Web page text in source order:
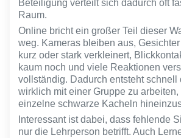
Inhalte einfach digital zu übertragen.
deutlich bewusster aufgebaut,
stabilisiert werden als in physischen
Beteiligung verteilt sich dadurch oft
Raum.
Online bricht ein großer Teil dieser
weg. Kameras bleiben aus,
kurz oder stark verkleinert,
kaum noch und viele Reaktionen
vollständig. Dadurch entsteht schnell
wirklich mit einer Gruppe zu
einzelne schwarze Kacheln
Interessant ist dabei, dass fehlende
nur die Lehrperson betrifft. Auch